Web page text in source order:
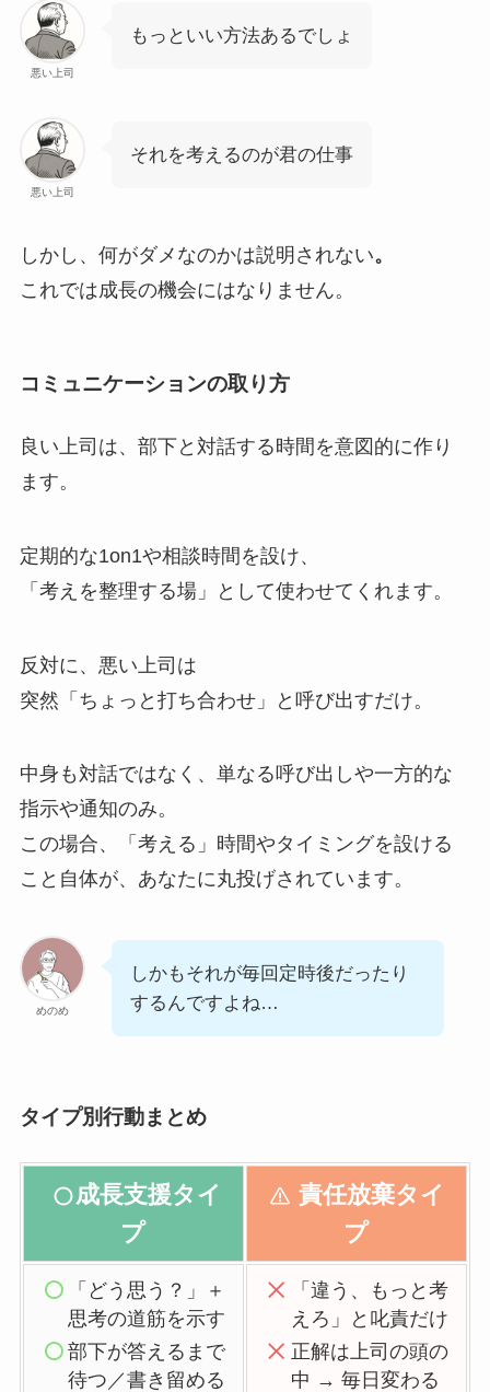
悪い上司
もっといい方法あるでしょ
悪い上司
それを考えるのが君の仕事
しかし、何がダメなのかは説明されない。
これでは成長の機会にはなりません。
コミュニケーションの取り方
良い上司は、部下と対話する時間を意図的に作り
ます。
定期的な1on1や相談時間を設け、
「考えを整理する場」として使わせてくれます。
反対に、悪い上司は
突然「ちょっと打ち合わせ」と呼び出すだけ。
中身も対話ではなく、単なる呼び出しや一方的な
指示や通知のみ。
この場合、「考える」時間やタイミングを設ける
こと自体が、あなたに丸投げされています。
めのめ
しかもそれが毎回定時後だったり
するんですよね…
タイプ別行動まとめ
成長支援タイ
プ
責任放棄タイ
プ
「どう思う？」＋
思考の道筋を示す
部下が答えるまで
待つ／書き留める
「違う、もっと考
えろ」と叱責だけ
正解は上司の頭の
中 → 毎日変わる